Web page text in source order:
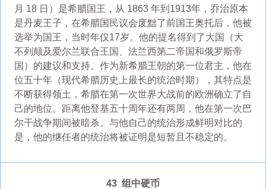
月 18 日）是希腊国王，从 1863 年到1913年，乔治原本
是丹麦王子，在希腊国民议会废黜了前国王奥托后，他被
选举为国王，当时年仅17岁。他的提名得到了大国（大
不列颠及爱尔兰联合王国、法兰西第二帝国和俄罗斯帝
国）的建议和支持。作为新希腊王朝的第一位君主，他在
位五十年（现代希腊历史上最长的统治时期），其特点是
不断获得领土，希腊在第一次世界大战前的欧洲确立了自
己的地位。距离他登基五十周年还有两周，他在第一次巴
尔干战争期间被暗杀。与他自己的统治形成鲜明对比的
是，他的继任者的统治将被证明是短暂且不稳定的。
43 组中硬币